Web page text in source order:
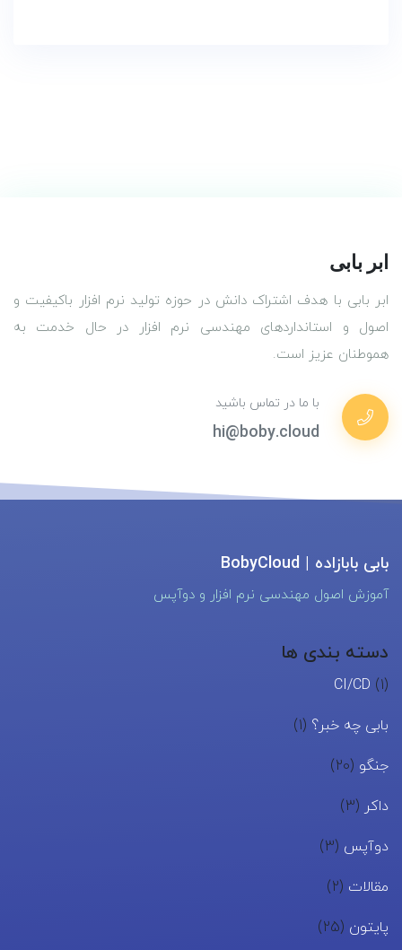
بابی بابازاده | BobyCloud
آموزش اصول مهندسی نرم افزار و دوآپس
دسته بندی ها
CI/CD (1)
بابی چه خبر؟ (1)
جنگو (20)
داکر (3)
دوآپس (3)
مقالات (2)
پایتون (25)
ابر بابی
ابر بابی با هدف اشتراک دانش در حوزه تولید نرم افزار باکیفیت و
اصول و استانداردهای مهندسی نرم افزار در حال خدمت به
هموطنان عزیز است.
با ما در تماس باشید
hi@boby.cloud